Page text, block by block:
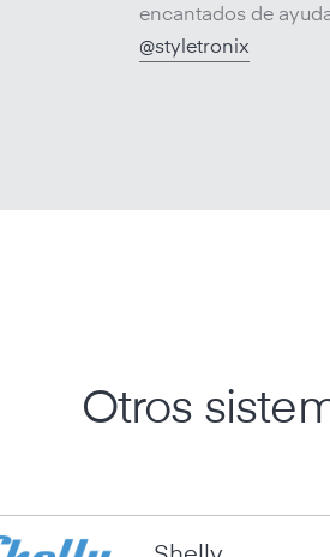
encantados de
@styletronix
Otros